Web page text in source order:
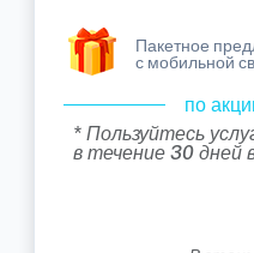
Пакетное
с мобильной
по
* Пользуйтесь
в течение 30 дней